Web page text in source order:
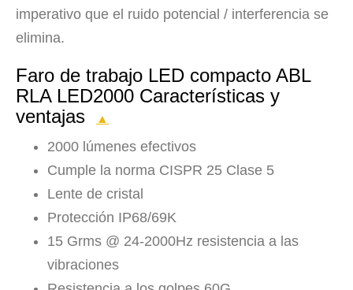
imperativo que el ruido potencial / interferencia se
elimina.
Faro de trabajo LED compacto ABL
RLA LED2000 Características y
ventajas
▲
2000 lúmenes efectivos
Cumple la norma CISPR 25 Clase 5
Lente de cristal
Protección IP68/69K
15 Grms @ 24-2000Hz resistencia a las
vibraciones